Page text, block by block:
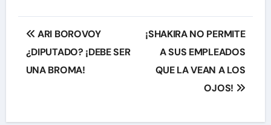
Navegación
de
entradas
ARI BOROVOY
¿DIPUTADO? ¡DEBE SER
UNA BROMA!
¡SHAKIRA NO PERMITE
A SUS EMPLEADOS
QUE LA VEAN A LOS
OJOS!